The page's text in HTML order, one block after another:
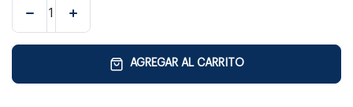
AGREGAR AL CARRITO